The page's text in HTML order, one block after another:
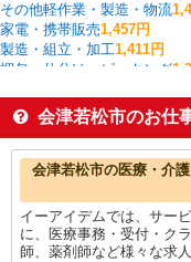
その他軽作業・製造・物流
家電・携帯販売1,457円
製造・組立・加工1,411円
梱包・仕分け・ピッキング
介護職・ヘルパー1,271円
看護師・保健師・看護助手・
一般・営業事務1,243円
会津若松市の他の職種の平
会津若松市のお仕
会津若松市の医療・介
イーアイデムでは、サー
に、医療事務・受付・ク
師、薬剤師など様々な求